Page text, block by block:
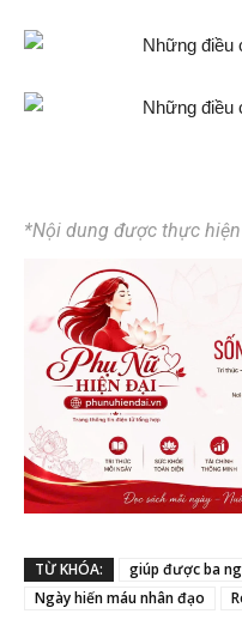
*Nội dung được thực
TỪ KHÓA: giúp được ba
Ngày hiến máu nhân đạo